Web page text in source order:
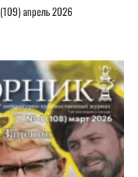
апрель 2026